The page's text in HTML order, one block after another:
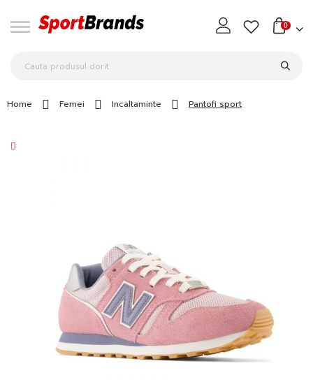
0
Home Femei Incaltaminte Pantofi sport